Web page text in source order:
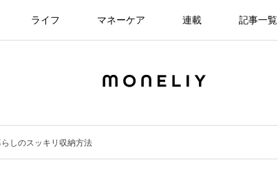
ライフ マネーケア 連載 記事一覧
しのスッキリ収納方法